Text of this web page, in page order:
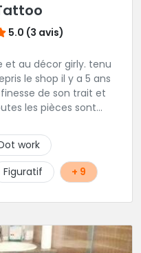
5.0 (3 avis)
décor girly. tenu
le shop il y a 5 ans
de son trait et
work
Figuratif + 9